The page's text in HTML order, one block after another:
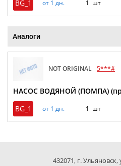
BG_1
от 1 дн. 1 шт
Аналоги
NOT ORIGINAL 5***#
НАСОС ВОДЯНОЙ (ПОМПА)
BG_1
от 1 дн. 1 шт
432071, г.